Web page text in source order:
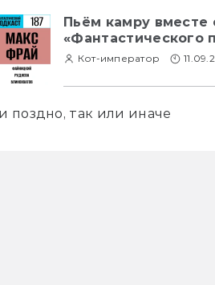
Пьём камру
«Фантастического
Кот-император
поздно, так или иначе